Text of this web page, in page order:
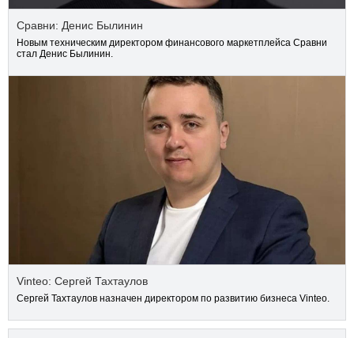
Сравни: Денис Былинин
Новым техническим директором финансового маркетплейса Сравни
стал Денис Былинин.
Vinteo: Сергей Тахтаулов
Сергей Тахтаулов назначен директором по развитию бизнеса Vinteo.